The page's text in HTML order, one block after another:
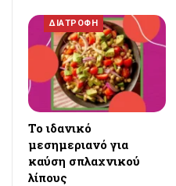
ΔΙΑΤΡΟΦΗ
Το ιδανικό
μεσημεριανό για
καύση σπλαχνικού
λίπους